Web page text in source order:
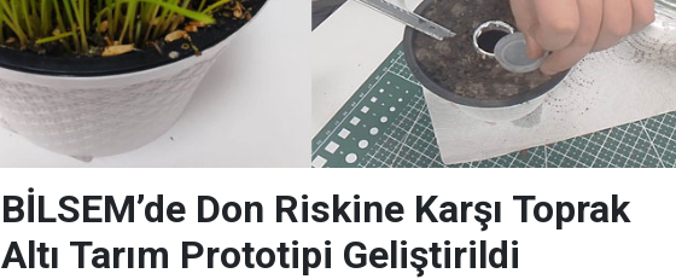
BİLSEM’de Don Riskine Karşı Toprak
Altı Tarım Prototipi Geliştirildi